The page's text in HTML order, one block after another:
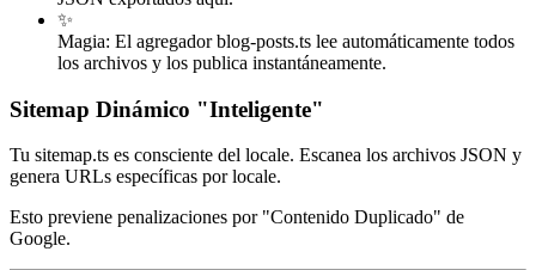
✨
Magia: El agregador blog-posts.ts lee automáticamente todos
los archivos y los publica instantáneamente.
Sitemap Dinámico "Inteligente"
Tu sitemap.ts es consciente del locale. Escanea los archivos JSON y
genera URLs específicas por locale.
Esto previene penalizaciones por "Contenido Duplicado" de
Google.